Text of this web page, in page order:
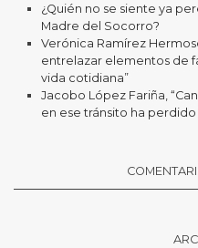
¿Quién no se siente ya
Madre del Socorro?
Verónica Ramírez
entrelazar elementos de
vida cotidiana”
Jacobo López Fariña,
en ese tránsito ha